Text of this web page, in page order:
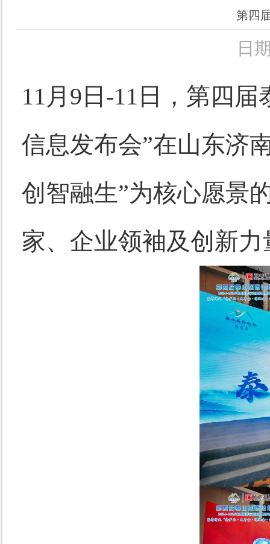
第四
日
11月9日-11日，第四
信息发布会”在山东济
创智融生”为核心愿景
家、企业领袖及创新